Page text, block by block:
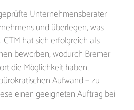
Unternehmensberater
und überlegen, was
CTM hat sich erfolgreich als
beworben, wodurch Bremer
die Möglichkeit haben,
Aufwand – zu
einen geeigneten Auftrag bei